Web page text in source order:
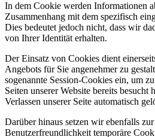
In dem Cookie werden Informationen
Zusammenhang mit dem spezifisch
Dies bedeutet jedoch nicht, dass wir
von Ihrer Identität erhalten.
Der Einsatz von Cookies dient
Angebots für Sie angenehmer zu
sogenannte Session-Cookies ein, um
Seiten unserer Website bereits besucht
Verlassen unserer Seite automatisch
Darüber hinaus setzen wir ebenfalls
Benutzerfreundlichkeit temporäre